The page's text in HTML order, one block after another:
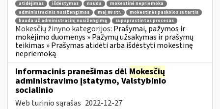
atidėjimas išdėstymas nauda
mokestinė nepriemoka
administracinis nusižengimas
maį 88 str.
mokestinės paskolos sutartis
bauda už administracinį nusižengimą
supaprastintas procesas
Mokesčių žinyno kategorijos: Prašymai, pažymos ir
mokėjimo duomenys » Pažymų užsakymas ir prašymų
teikimas » Prašymas atidėti arba išdėstyti mokestinę
nepriemoką
Informacinis pranešimas dėl Mokesčių
administravimo įstatymo, Valstybinio
socialinio
Web turinio sąrašas 2022-12-27